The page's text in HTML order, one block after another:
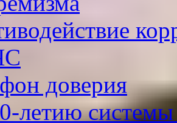
доверия
летию системы